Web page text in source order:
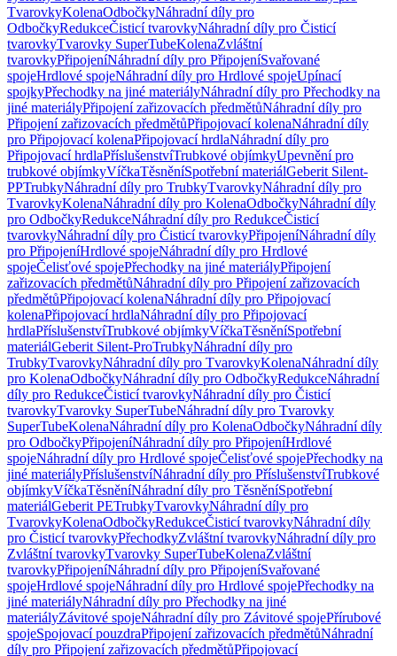
TvarovkyKolenaOdbočkyNáhradní díly pro
OdbočkyRedukceČisticí tvarovkyNáhradní díly pro Čisticí
tvarovkyTvarovky SuperTubeKolenaZvláštní
tvarovkyPřipojeníNáhradní díly pro PřipojeníSvařované
spojeHrdlové spojeNáhradní díly pro Hrdlové spojeUpínací
spojkyPřechodky na jiné materiályNáhradní díly pro Přechodky na
jiné materiályPřipojení zařizovacích předmětůNáhradní díly pro
Připojení zařizovacích předmětůPřipojovací kolenaNáhradní díly
pro Připojovací kolenaPřipojovací hrdlaNáhradní díly pro
Připojovací hrdlaPříslušenstvíTrubkové objímkyUpevnění pro
trubkové objímkyVíčkaTěsněníSpotřební materiálGeberit Silent-
PPTrubkyNáhradní díly pro TrubkyTvarovkyNáhradní díly pro
TvarovkyKolenaNáhradní díly pro KolenaOdbočkyNáhradní díly
pro OdbočkyRedukceNáhradní díly pro RedukceČisticí
tvarovkyNáhradní díly pro Čisticí tvarovkyPřipojeníNáhradní díly
pro PřipojeníHrdlové spojeNáhradní díly pro Hrdlové
spojeČelisťové spojePřechodky na jiné materiályPřipojení
zařizovacích předmětůNáhradní díly pro Připojení zařizovacích
předmětůPřipojovací kolenaNáhradní díly pro Připojovací
kolenaPřipojovací hrdlaNáhradní díly pro Připojovací
hrdlaPříslušenstvíTrubkové objímkyVíčkaTěsněníSpotřební
materiálGeberit Silent-ProTrubkyNáhradní díly pro
TrubkyTvarovkyNáhradní díly pro TvarovkyKolenaNáhradní díly
pro KolenaOdbočkyNáhradní díly pro OdbočkyRedukceNáhradní
díly pro RedukceČisticí tvarovkyNáhradní díly pro Čisticí
tvarovkyTvarovky SuperTubeNáhradní díly pro Tvarovky
SuperTubeKolenaNáhradní díly pro KolenaOdbočkyNáhradní díly
pro OdbočkyPřipojeníNáhradní díly pro PřipojeníHrdlové
spojeNáhradní díly pro Hrdlové spojeČelisťové spojePřechodky na
jiné materiályPříslušenstvíNáhradní díly pro PříslušenstvíTrubkové
objímkyVíčkaTěsněníNáhradní díly pro TěsněníSpotřební
materiálGeberit PETrubkyTvarovkyNáhradní díly pro
TvarovkyKolenaOdbočkyRedukceČisticí tvarovkyNáhradní díly
pro Čisticí tvarovkyPřechodkyZvláštní tvarovkyNáhradní díly pro
Zvláštní tvarovkyTvarovky SuperTubeKolenaZvláštní
tvarovkyPřipojeníNáhradní díly pro PřipojeníSvařované
spojeHrdlové spojeNáhradní díly pro Hrdlové spojePřechodky na
jiné materiályNáhradní díly pro Přechodky na jiné
materiályZávitové spojeNáhradní díly pro Závitové spojePřírubové
spojeSpojovací pouzdraPřipojení zařizovacích předmětůNáhradní
díly pro Připojení zařizovacích předmětůPřipojovací